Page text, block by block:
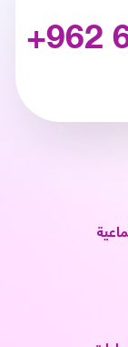
+962